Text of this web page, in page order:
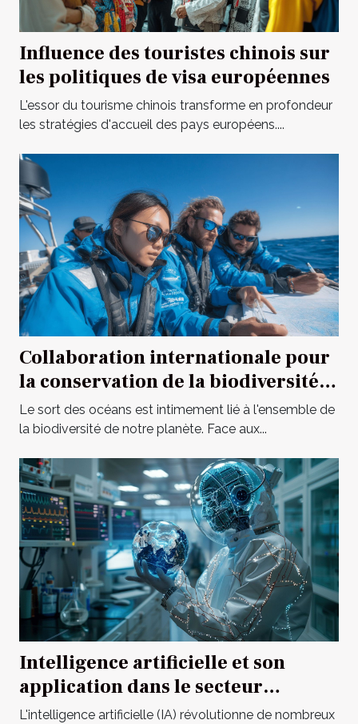
Influence des touristes chinois sur
les politiques de visa européennes
L'essor du tourisme chinois transforme en profondeur
les stratégies d'accueil des pays européens....
Collaboration internationale pour
la conservation de la biodiversité
marine
Le sort des océans est intimement lié à l'ensemble de
la biodiversité de notre planète. Face aux...
Intelligence artificielle et son
application dans le secteur
médical global
L'intelligence artificielle (IA) révolutionne de nombreux